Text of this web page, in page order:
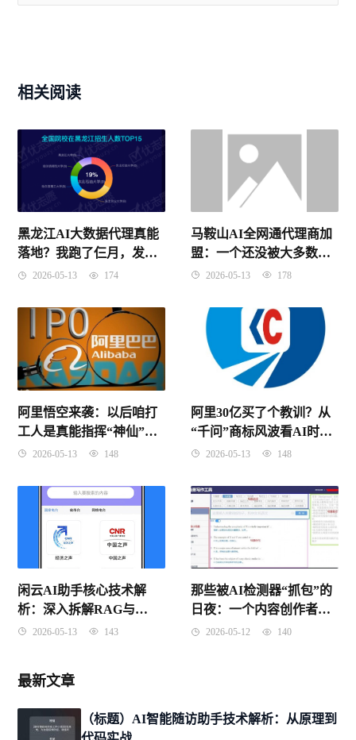
相关阅读
黑龙江AI大数据代理真能
落地？我跑了仨月，发现
水挺深！
2026-05-13 174
马鞍山AI全网通代理商加
盟：一个还没被大多数人
发现的好机会！
2026-05-13 178
阿里悟空来袭：以后咱打
工人是真能指挥“神仙”同
事了？
2026-05-13 148
阿里30亿买了个教训？从
“千问”商标风波看AI时代
的品牌保卫战
2026-05-13 148
闲云AI助手核心技术解
析：深入拆解RAG与
Agent架构原理
2026-05-13 143
那些被AI检测器“抓包”的
日夜：一个内容创作者的
血泪自救指南
2026-05-12 140
最新文章
（标题）AI智能随访助手技术解析：从原理到